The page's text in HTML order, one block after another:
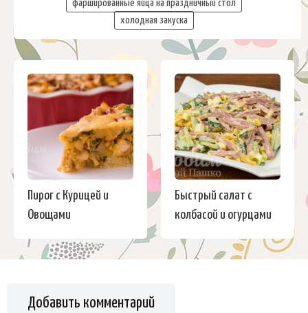
фаршированные яйца на праздничный стол
холодная закуска
Пирог с Курицей и
Овощами
Быстрый салат с
колбасой и огурцами
Добавить комментарий